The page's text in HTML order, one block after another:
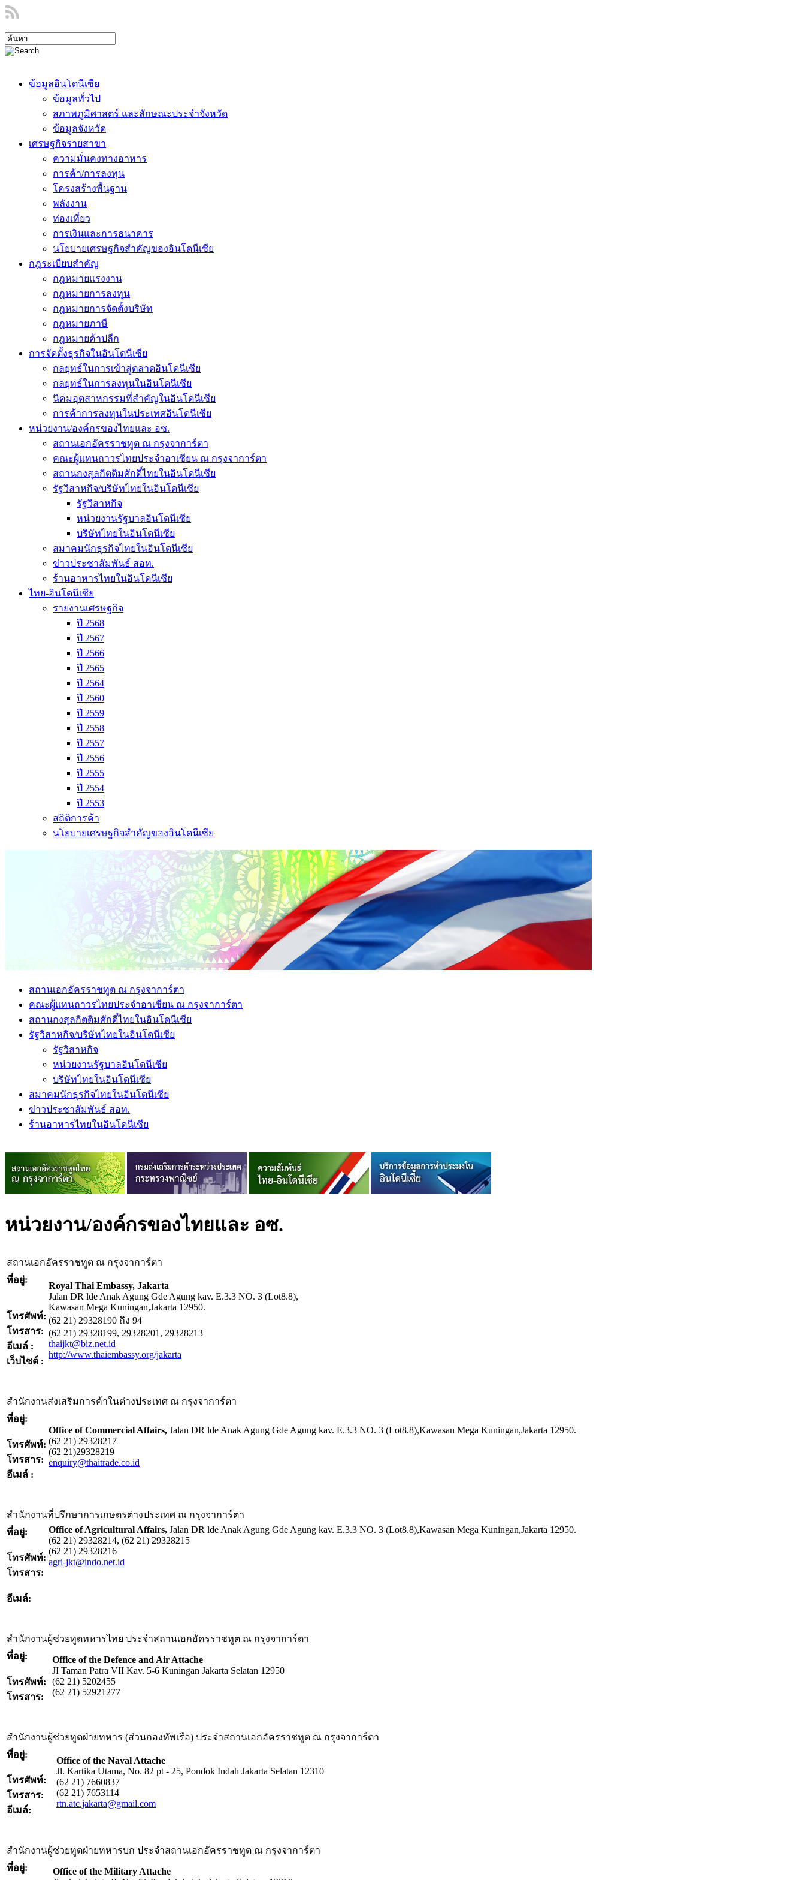
ข้อมูลอินโดนีเซีย
ข้อมูลทั่วไป
สภาพภูมิศาสตร์ และลักษณะประจำจังหวัด
ข้อมูลจังหวัด
เศรษฐกิจรายสาขา
ความมั่นคงทางอาหาร
การค้า/การลงทุน
โครงสร้างพื้นฐาน
พลังงาน
ท่องเที่ยว
การเงินและการธนาคาร
นโยบายเศรษฐกิจสำคัญของอินโดนีเซีย
กฎระเบียบสำคัญ
กฎหมายแรงงาน
กฎหมายการลงทุน
กฎหมายการจัดตั้งบริษัท
กฎหมายภาษี
กฎหมายค้าปลีก
การจัดตั้งธุรกิจในอินโดนีเซีย
กลยุทธ์ในการเข้าสู่ตลาดอินโดนีเซีย
กลยุทธ์ในการลงทุนในอินโดนีเซีย
นิคมอุตสาหกรรมที่สำคัญในอินโดนีเซีย
การค้าการลงทุนในประเทศอินโดนีเซีย
หน่วยงาน/องค์กรของไทยและ อซ.
สถานเอกอัครราชทูต ณ กรุงจาการ์ตา
คณะผู้แทนถาวรไทยประจำอาเซียน ณ กรุงจาการ์ตา
สถานกงสุลกิตติมศักดิ์ไทยในอินโดนีเซีย
รัฐวิสาหกิจ/บริษัทไทยในอินโดนีเซีย
รัฐวิสาหกิจ
หน่วยงานรัฐบาลอินโดนีเซีย
บริษัทไทยในอินโดนีเซีย
สมาคมนักธุรกิจไทยในอินโดนีเซีย
ข่าวประชาสัมพันธ์ สอท.
ร้านอาหารไทยในอินโดนีเซีย
ไทย-อินโดนีเซีย
รายงานเศรษฐกิจ
ปี 2568
ปี 2567
ปี 2566
ปี 2565
ปี 2564
ปี 2560
ปี 2559
ปี 2558
ปี 2557
ปี 2556
ปี 2555
ปี 2554
ปี 2553
สถิติการค้า
นโยบายเศรษฐกิจสำคัญของอินโดนีเซีย
สถานเอกอัครราชทูต ณ กรุงจาการ์ตา
คณะผู้แทนถาวรไทยประจำอาเซียน ณ กรุงจาการ์ตา
สถานกงสุลกิตติมศักดิ์ไทยในอินโดนีเซีย
รัฐวิสาหกิจ/บริษัทไทยในอินโดนีเซีย
รัฐวิสาหกิจ
หน่วยงานรัฐบาลอินโดนีเซีย
บริษัทไทยในอินโดนีเซีย
สมาคมนักธุรกิจไทยในอินโดนีเซีย
ข่าวประชาสัมพันธ์ สอท.
ร้านอาหารไทยในอินโดนีเซีย
หน่วยงาน/องค์กรของไทยและ อซ.
สถานเอกอัครราชทูต ณ กรุงจาการ์ตา
ที่อยู่:
โทรศัพท์:
โทรสาร:
อีเมล์ :
เว็บไซต์ :
Royal Thai Embassy, Jakarta
Jalan DR lde Anak Agung Gde Agung kav. E.3.3 NO. 3 (Lot8.8),
Kawasan Mega Kuningan,Jakarta 12950.
(62 21) 29328190 ถึง 94
(62 21) 29328199, 29328201, 29328213
thaijkt@biz.net.id
http://www.thaiembassy.org/jakarta
สำนักงานส่งเสริมการค้าในต่างประเทศ ณ กรุงจาการ์ตา
ที่อยู่:
โทรศัพท์:
โทรสาร:
อีเมล์ :
Office of Commercial Affairs, Jalan DR lde Anak Agung Gde Agung kav. E.3.3 NO. 3 (Lot8.8),Kawasan Mega Kuningan,Jakarta 12950.
(62 21) 29328217
(62 21)29328219
enquiry@thaitrade.co.id
สำนักงานที่ปรึกษาการเกษตรต่างประเทศ ณ กรุงจาการ์ตา
ที่อยู่:
โทรศัพท์:
โทรสาร:
อีเมล์:
Office of Agricultural Affairs, Jalan DR lde Anak Agung Gde Agung kav. E.3.3 NO. 3 (Lot8.8),Kawasan Mega Kuningan,Jakarta 12950.
(62 21) 29328214, (62 21) 29328215
(62 21) 29328216
agri-jkt@indo.net.id
สำนักงานผู้ช่วยทูตทหารไทย ประจำสถานเอกอัครราชทูต ณ กรุงจาการ์ตา
ที่อยู่:
โทรศัพท์:
โทรสาร:
Office of the Defence and Air Attache
JI Taman Patra VII Kav. 5-6 Kuningan Jakarta Selatan 12950
(62 21) 5202455
(62 21) 52921277
สำนักงานผู้ช่วยทูตฝ่ายทหาร (ส่วนกองทัพเรือ) ประจำสถานเอกอัครราชทูต ณ กรุงจาการ์ตา
ที่อยู่:
โทรศัพท์:
โทรสาร:
อีเมล์:
Office of the Naval Attache
Jl. Kartika Utama, No. 82 pt - 25, Pondok Indah Jakarta Selatan 12310
(62 21) 7660837
(62 21) 7653114
rtn.atc.jakarta@gmail.com
สำนักงานผู้ช่วยทูตฝ่ายทหารบก ประจำสถานเอกอัครราชทูต ณ กรุงจาการ์ตา
ที่อยู่:
Office of the Military Attache